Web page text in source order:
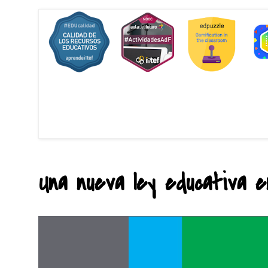
Una nueva ley educativa